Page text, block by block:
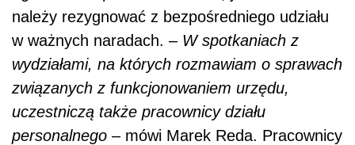
należy rezygnować z bezpośredniego udziału
w ważnych naradach. – W spotkaniach z
wydziałami, na których rozmawiam o sprawach
związanych z funkcjonowaniem urzędu,
uczestniczą także pracownicy działu
personalnego – mówi Marek Reda. Pracownicy